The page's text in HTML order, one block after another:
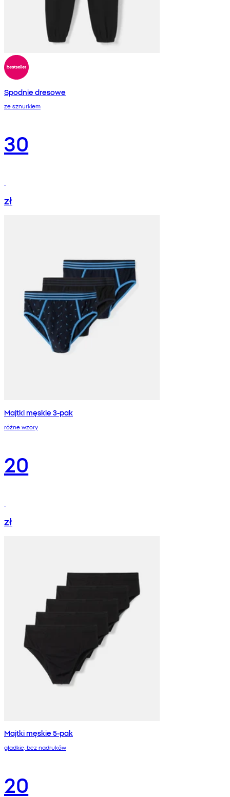
Spodnie dresowe
ze sznurkiem
30
zł
Majtki męskie 3-pak
różne wzory
20
zł
Majtki męskie 5-pak
gładkie, bez nadruków
20